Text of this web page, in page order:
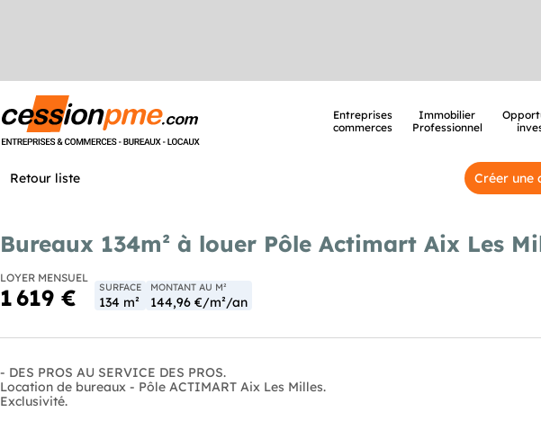
Entreprises
commerces
Immobilier
Professionnel
Retour liste Créer une
Bureaux 134m² à louer Pôle Actimart Aix Les
LOYER MENSUEL
1 619 € SURFACE
134 m²
MONTANT AU M²
144,96 €/m²/an
- DES PROS AU SERVICE DES PROS.
Location de bureaux - Pôle ACTIMART Aix Les Milles.
Exclusivité.